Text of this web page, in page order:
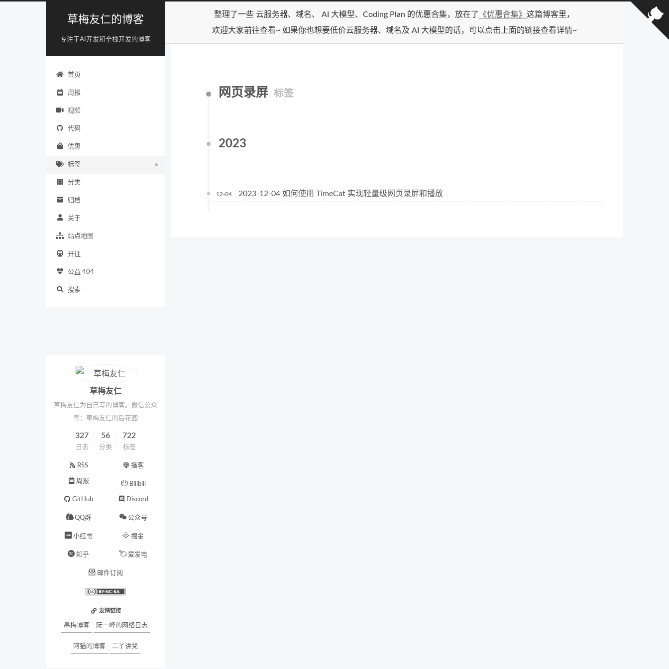
整理了一些 云服务器、域名、 AI 大模型、Coding Plan 的优惠合集，放在了 《优惠合集》 这篇博客里，
欢迎大家前往查看~ 如果你也想要低价云服务器、域名及 AI 大模型的话，可以点击上面的链接查看详情~
草梅友仁的博客
专注于AI开发和全栈开发的博客
首页
周报
视频
代码
优惠
标签
分类
归档
关于
站点地图
开往
公益 404
搜索
网页录屏 标签
2023
12-04 2023-12-04 如何使用 TimeCat 实现轻量级网页录屏和播放
草梅友仁
草梅友仁为自己写的博客。微信公众
号：草梅友仁的后花园
327
日志
56
分类
722
标签
RSS 播客
周报 Bilibili
GitHub Discord
QQ群 公众号
小红书 掘金
知乎 爱发电
邮件订阅
友情链接
墨梅博客 阮一峰的网络日志
阿猫的博客 二丫讲梵